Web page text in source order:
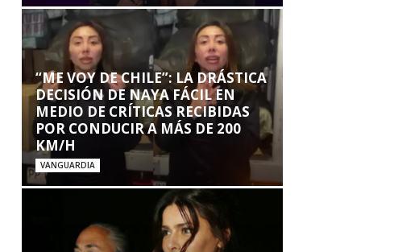
“ME VOY DE CHILE”: LA DRÁSTICA
DECISIÓN DE NAYA FÁCIL EN
MEDIO DE CRÍTICAS RECIBIDAS
POR CONDUCIR A MÁS DE 200
KM/H
VANGUARDIA